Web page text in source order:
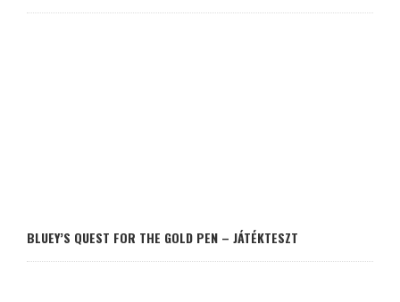
BLUEY’S QUEST FOR THE GOLD PEN – JÁTÉKTESZT